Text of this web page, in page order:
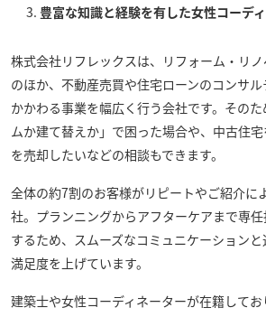
豊富な知識と経験を有した女性コーデ
株式会社リフレックスは、リフォーム・リ
のほか、不動産売買や住宅ローンのコンサ
かかわる事業を幅広く行う会社です。その
ムか建て替えか」で困った場合や、中古住
を売却したいなどの相談もできます。
全体の約7割のお客様がリピートやご紹介に
社。プランニングからアフターケアまで専
するため、スムーズなコミュニケーション
満足度を上げています。
建築士や女性コーディネーターが在籍して